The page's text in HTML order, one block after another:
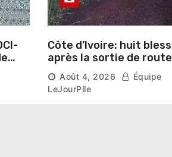
Côte d’Ivoire: huit
après la sortie de route
d’un car près de
Ferkessédougou
Août 4, 2026
Équipe
LeJourPile